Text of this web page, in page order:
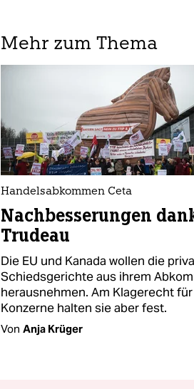
Mehr zum Thema
Handelsabkommen Ceta
Nachbesserungen
Trudeau
Die EU und Kanada wollen die
Schiedsgerichte aus ihrem
herausnehmen. Am Klagerecht für
Konzerne halten sie aber fest.
Von Anja Krüger